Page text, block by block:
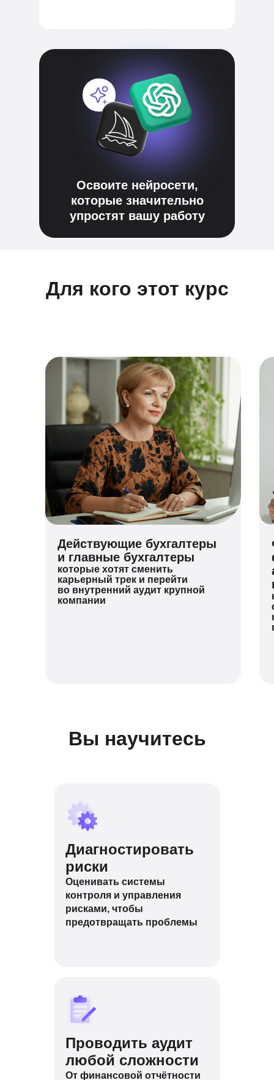
Освоите нейросети,
которые значительно
упростят вашу работу
Для кого этот курс
Действующие бухгалтеры
и главные бухгалтеры
которые хотят сменить
карьерный трек и перейти
во внутренний аудит крупной
компании
Вы научитесь
Диагностировать
риски
Оценивать системы
контроля и управления
рисками, чтобы
предотвращать проблемы
Проводить аудит
любой сложности
От финансовой отчётности